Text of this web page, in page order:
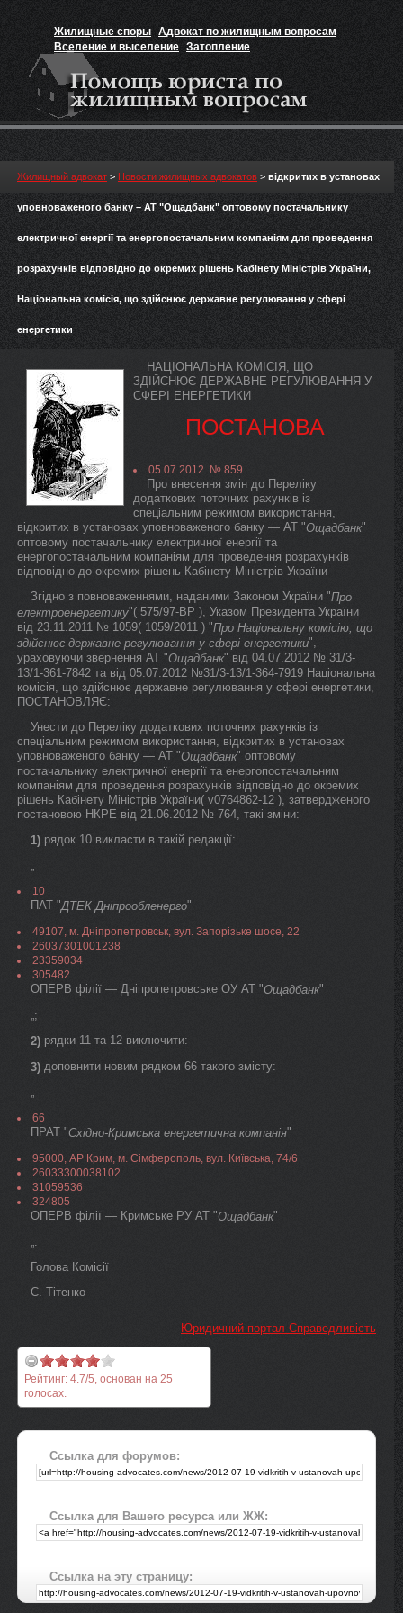
Жилищные споры Адвокат по жилищным вопросам
Вселение и выселение Затопление
Признание прав на жильё
Жилищный адвокат > Новости жилищных адвокатов > відкритих в установах
уповноваженого банку – АТ "Ощадбанк" оптовому постачальнику
електричної енергії та енергопостачальним компаніям для проведення
розрахунків відповідно до окремих рішень Кабінету Міністрів України,
Національна комісія, що здійснює державне регулювання у сфері
енергетики
НАЦІОНАЛЬНА КОМІСІЯ, ЩО
ЗДІЙСНЮЄ ДЕРЖАВНЕ РЕГУЛЮВАННЯ У
СФЕРІ ЕНЕРГЕТИКИ
ПОСТАНОВА
05.07.2012 № 859
Про внесення змін до Переліку
додаткових поточних рахунків із
спеціальним режимом використання,
відкритих в установах уповноваженого банку — АТ "Ощадбанк"
оптовому постачальнику електричної енергії та
енергопостачальним компаніям для проведення розрахунків
відповідно до окремих рішень Кабінету Міністрів України
Згідно з повноваженнями, наданими Законом України "Про
електроенергетику"( 575/97-ВР ), Указом Президента України
від 23.11.2011 № 1059( 1059/2011 ) "Про Національну комісію, що
здійснює державне регулювання у сфері енергетики",
ураховуючи звернення АТ "Ощадбанк" від 04.07.2012 № 31/3-
13/1-361-7842 та від 05.07.2012 №31/3-13/1-364-7919 Національна
комісія, що здійснює державне регулювання у сфері енергетики,
ПОСТАНОВЛЯЄ:
Унести до Переліку додаткових поточних рахунків із
спеціальним режимом використання, відкритих в установах
уповноваженого банку — АТ "Ощадбанк" оптовому
постачальнику електричної енергії та енергопостачальним
компаніям для проведення розрахунків відповідно до окремих
рішень Кабінету Міністрів України( v0764862-12 ), затвердженого
постановою НКРЕ від 21.06.2012 № 764, такі зміни:
1) рядок 10 викласти в такій редакції:
„
10
ПАТ "ДТЕК Дніпрообленерго"
49107, м. Дніпропетровськ, вул. Запорізьке шосе, 22
26037301001238
23359034
305482
ОПЕРВ філії — Дніпропетровське ОУ АТ "Ощадбанк"
„;
2) рядки 11 та 12 виключити:
3) доповнити новим рядком 66 такого змісту:
„
66
ПРАТ "Східно-Кримська енергетична компанія"
95000, АР Крим, м. Сімферополь, вул. Київська, 74/6
26033300038102
31059536
324805
ОПЕРВ філії — Кримське РУ АТ "Ощадбанк"
„.
Голова Комісії
С. Тітенко
Юридичний портал Справедливість
Рейтинг: 4.7/5, основан на 25
голосах.
Ссылка для форумов:
Ссылка для Вашего ресурса или ЖЖ:
Ссылка на эту страницу: